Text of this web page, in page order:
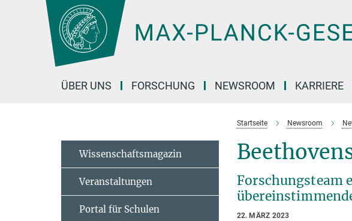
Hauptinhalt
ÜBER UNS FORSCHUNG NEWSROOM KARRIERE
Startseite Newsroom
Forschungsteam
22. MÄRZ 2023
Wissenschaftsmagazin
Veranstaltungen
Portal für Schulen